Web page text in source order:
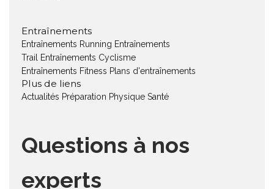
Entraînements
Entraînements Running Entraînements
Trail
Entraînements Cyclisme
Entraînements Fitness Plans d'entraînements
Plus de liens
Actualités Préparation Physique Santé
Questions à nos
experts